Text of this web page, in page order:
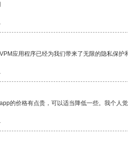
应用程序已经为我们带来了无限的隐私保护
的价格有点贵，可以适当降低一些。我个人